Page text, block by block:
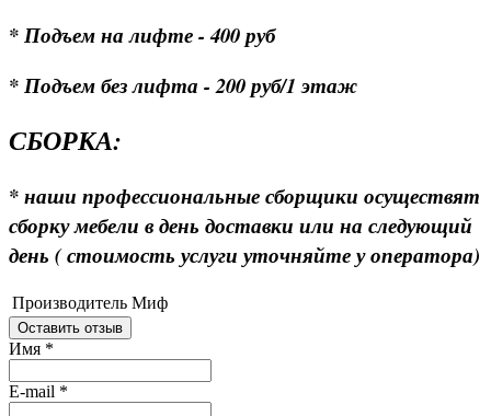
* Подъем на лифте - 400 руб
* Подъем без лифта - 200 руб/1 этаж
СБОРКА:
* наши профессиональные сборщики осуществят
сборку мебели в день доставки или на следующий
день ( стоимость услуги уточняйте у оператора)
Производитель Миф
Оставить отзыв
Имя *
E-mail *